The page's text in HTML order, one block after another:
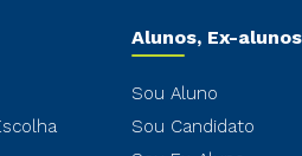
Alunos, Ex-
Sou Aluno
Sou Candidato